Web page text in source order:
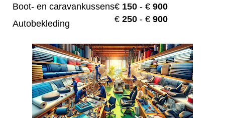
Boot- en caravankussens€ 150 - € 900
Autobekleding
€ 250 - € 900